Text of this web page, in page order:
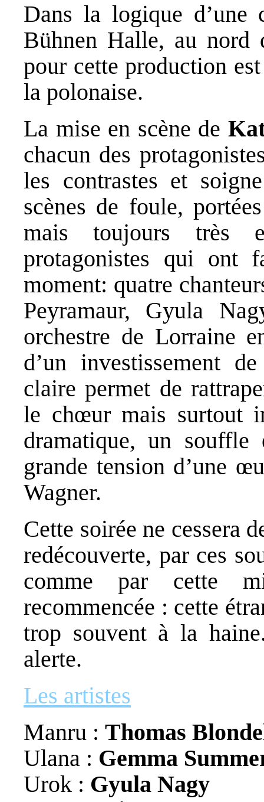
Dans la logique d’une
Bühnen Halle, au nord
pour cette production
la polonaise.
La mise en scène de
chacun des
les contrastes et
scènes de foule,
mais toujours très
protagonistes qui ont
moment: quatre
Peyramaur, Gyula
orchestre de Lorraine
d’un investissement
claire permet de
le chœur mais surtout
dramatique, un souffle
grande tension d’une
Wagner.
Cette soirée ne cessera
redécouverte, par ces
comme par cette
recommencée : cette
trop souvent à la
alerte.
Les artistes
Manru : Thomas
Ulana : Gemma
Urok : Gyula Nagy